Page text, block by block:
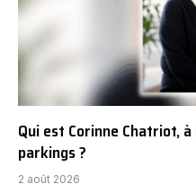
Qui est Corinne Chatriot,
parkings ?
2 août 2026